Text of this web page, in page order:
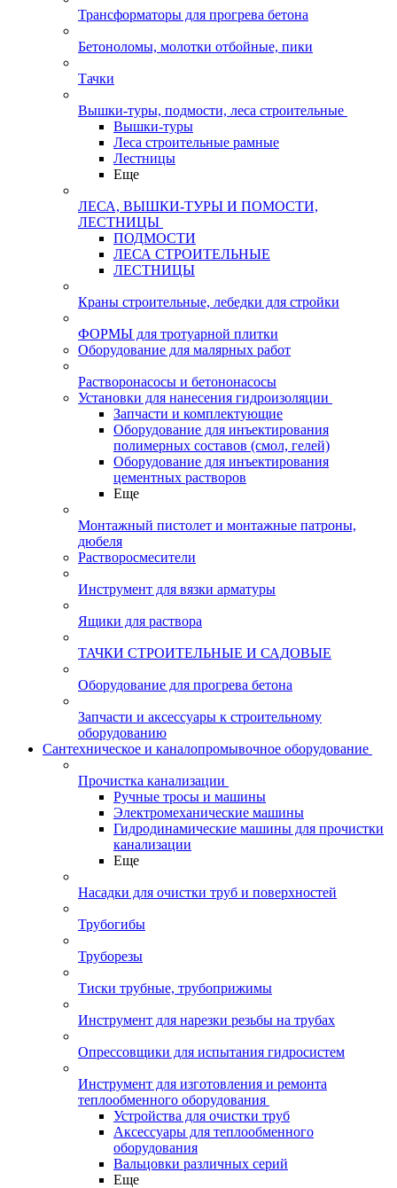
Трансформаторы для прогрева бетона
Бетоноломы, молотки отбойные, пики
Тачки
Вышки-туры, подмости, леса строительные
Вышки-туры
Леса строительные рамные
Лестницы
Еще
ЛЕСА, ВЫШКИ-ТУРЫ И ПОМОСТИ,
ЛЕСТНИЦЫ
ПОДМОСТИ
ЛЕСА СТРОИТЕЛЬНЫЕ
ЛЕСТНИЦЫ
Краны строительные, лебедки для стройки
ФОРМЫ для тротуарной плитки
Оборудование для малярных работ
Растворонасосы и бетононасосы
Установки для нанесения гидроизоляции
Запчасти и комплектующие
Оборудование для инъектирования
полимерных составов (смол, гелей)
Оборудование для инъектирования
цементных растворов
Еще
Монтажный пистолет и монтажные патроны,
дюбеля
Растворосмесители
Инструмент для вязки арматуры
Ящики для раствора
ТАЧКИ СТРОИТЕЛЬНЫЕ И САДОВЫЕ
Оборудование для прогрева бетона
Запчасти и аксессуары к строительному
оборудованию
Сантехническое и каналопромывочное оборудование
Прочистка канализации
Ручные тросы и машины
Электромеханические машины
Гидродинамические машины для прочистки
канализации
Еще
Насадки для очистки труб и поверхностей
Трубогибы
Труборезы
Тиски трубные, трубоприжимы
Инструмент для нарезки резьбы на трубах
Опрессовщики для испытания гидросистем
Инструмент для изготовления и ремонта
теплообменного оборудования
Устройства для очистки труб
Аксессуары для теплообменного
оборудования
Вальцовки различных серий
Еще